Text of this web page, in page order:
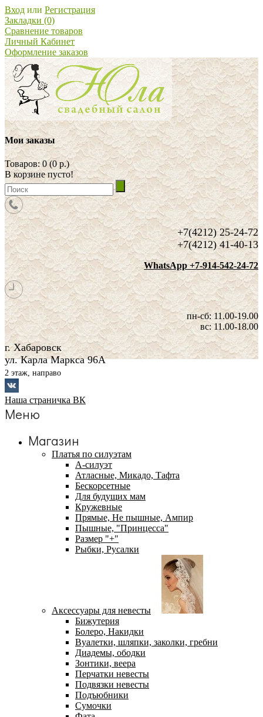
Вход или Регистрация
Закладки (0)
Сравнение товаров
Личный Кабинет
Оформление заказов
Мои заказы
Товаров: 0 (0 р.)
В корзине пусто!
+7(4212) 25-24-72
+7(4212) 41-40-13
WhatsApp +7-914-542-24-72
пн-сб: 11.00-19.00
вс: 11.00-18.00
г. Хабаровск
ул. Карла Маркса 96А
2 этаж, направо
Наша страничка ВК
Меню
Магазин
Платья по силуэтам
А-силуэт
Атласные, Микадо, Тафта
Бескорсетные
Для будущих мам
Кружевные
Прямые, Не пышные, Ампир
Пышные, "Принцесса"
Размер "+"
Рыбки, Русалки
Аксессуары для невесты
Бижутерия
Болеро, Накидки
Вуалетки, шляпки, заколки, гребни
Диадемы, ободки
Зонтики, веера
Перчатки невесты
Подвязки невесты
Подъюбники
Сумочки